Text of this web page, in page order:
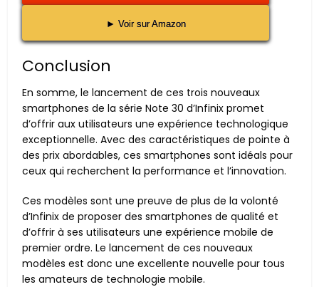
► Voir sur Amazon
Conclusion
En somme, le lancement de ces trois nouveaux
smartphones de la série Note 30 d’Infinix promet
d’offrir aux utilisateurs une expérience technologique
exceptionnelle. Avec des caractéristiques de pointe à
des prix abordables, ces smartphones sont idéals pour
ceux qui recherchent la performance et l’innovation.
Ces modèles sont une preuve de plus de la volonté
d’Infinix de proposer des smartphones de qualité et
d’offrir à ses utilisateurs une expérience mobile de
premier ordre. Le lancement de ces nouveaux
modèles est donc une excellente nouvelle pour tous
les amateurs de technologie mobile.